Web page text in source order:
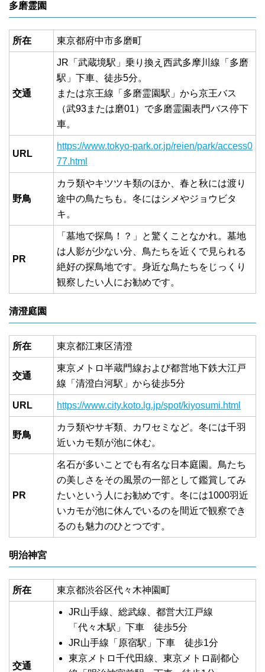
多磨霊園
所在 東京都府中市多磨町
交通
JR「武蔵境駅」乗り換え西武多摩川線「多磨
駅」下車、徒歩5分。
または京王線「多磨霊園駅」から京王バス
（武93または磨01）で多磨霊園表門バス停下
車。
URL
https://www.tokyo-park.or.jp/reien/park/access0
77.html
野鳥
カラ類やキツツキ類のほか、春と秋には渡り
途中の鳥たちも。冬にはシメやジョウビタ
キ。
PR
「墓地で探鳥！？」と驚くことなかれ。墓地
は人影が少ない分、鳥たちを近くで見られる
絶好の探鳥地です。身近な鳥たちをじっくり
観察したい人にお勧めです。
清澄庭園
所在 東京都江東区清澄
交通
東京メトロ半蔵門線および都営地下鉄大江戸
線「清澄白河駅」から徒歩5分
URL https://www.city.koto.lg.jp/spot/kiyosumi.html
野鳥
カラ類やサギ類、カワセミなど。冬には千羽
近いカモ類が池に休む。
PR
名石が多いことでも有名な日本庭園。鳥たち
の美しさをその風景の一部として鑑賞してみ
たいという人にお勧めです。冬には1000羽近
いカモが池に休んでいるのを間近で観察でき
るのも魅力のひとつです。
明治神宮
所在 東京都渋谷区代々木神園町
交通
JR山手線、総武線、都営大江戸線
「代々木駅」下車 徒歩5分
JR山手線「原宿駅」下車 徒歩1分
東京メトロ千代田線、東京メトロ副都心